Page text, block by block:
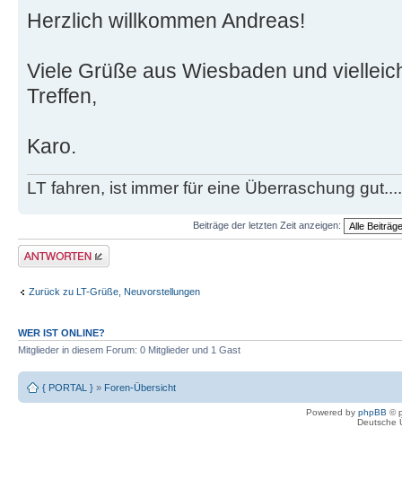
Herzlich willkommen Andreas!
Viele Grüße aus Wiesbaden und
Treffen,
Karo.
LT fahren, ist immer für eine Überraschung
Beiträge der letzten Zeit anzeigen:
Antwort erstellen
Zurück zu LT-Grüße, Neuvorstellungen
WER IST ONLINE?
Mitglieder in diesem Forum: 0 Mitglieder und 1 Gast
{ PORTAL } » Foren-Übersicht
Powered by phpBB ©
Deutsche